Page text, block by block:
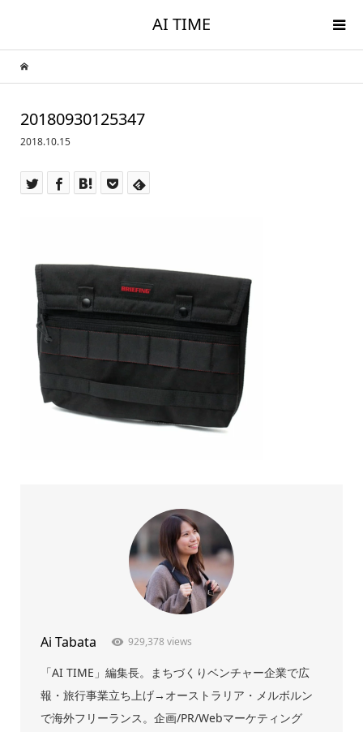
AI TIME
20180930125347
2018.10.15
Ai Tabata 929,378 views
「AI TIME」編集長。まちづくりベンチャー企業で広
報・旅行事業立ち上げ→オーストラリア・メルボルン
で海外フリーランス。企画/PR/Webマーケティング